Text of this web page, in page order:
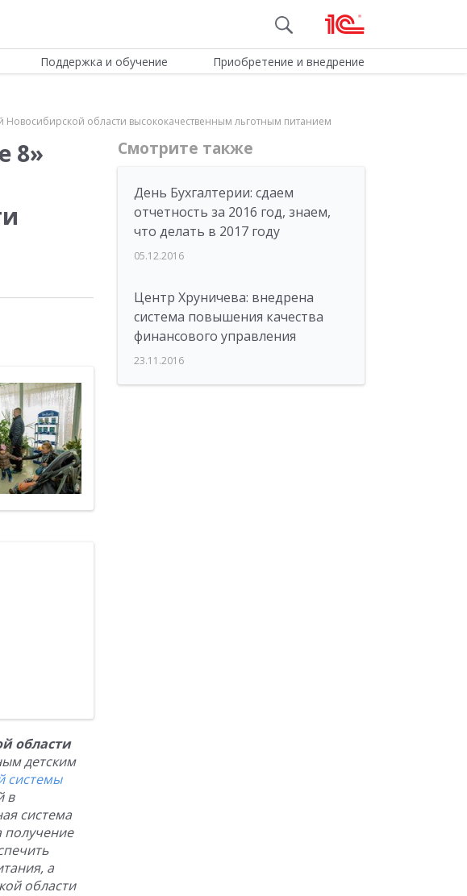
Поддержка и обучение Приобретение и внедрение
области высококачественным льготным питанием
8»
области
детским
системы
в
система
а
области
Смотрите также
День Бухгалтерии: сдаем
отчетность за 2016 год, знаем,
что делать в 2017 году
05.12.2016
Центр Хруничева: внедрена
система повышения качества
финансового управления
23.11.2016